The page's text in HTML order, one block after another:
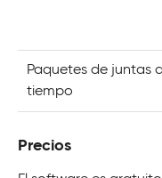
Paquetes de juntas a
tiempo
Precios